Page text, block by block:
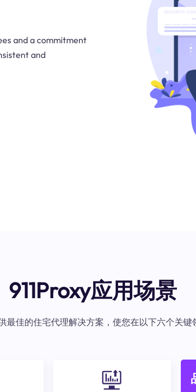
and a commitment
and
911Proxy应用场景
最佳的住宅代理解决方案，使您在以下六个关键